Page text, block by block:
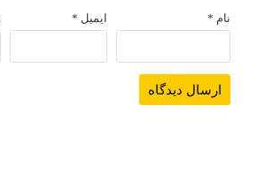
نام * ایمیل *